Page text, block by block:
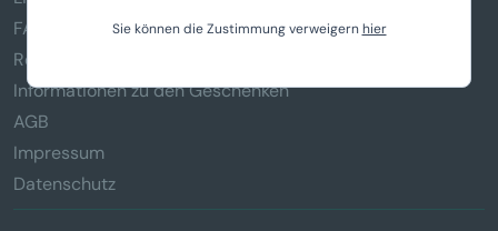
Sie können die Zustimmung verweigernhier
FAQ
Reklamation und Rückgabe von Waren
Informationen zu den Geschenken
AGB
Impressum
Datenschutz